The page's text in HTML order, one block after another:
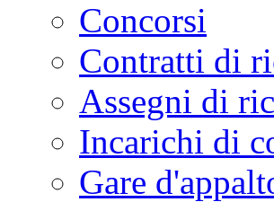
Concorsi
Contratti di
Assegni di
Incarichi di
Gare